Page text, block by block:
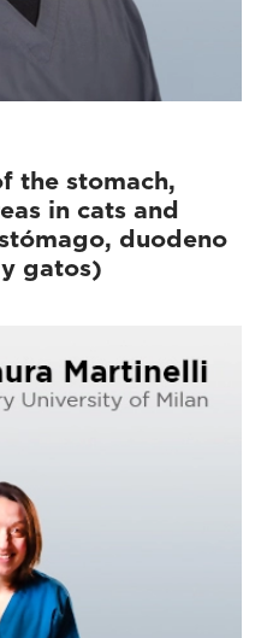
the stomach,
in cats and
duodeno
gatos)